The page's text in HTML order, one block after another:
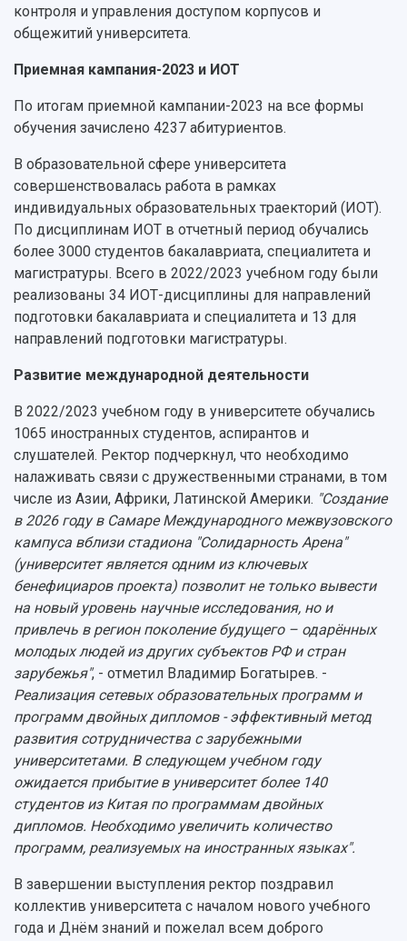
контроля и управления доступом корпусов и
общежитий университета.
Приемная кампания-2023 и ИОТ
По итогам приемной кампании-2023 на все формы
обучения зачислено 4237 абитуриентов.
В образовательной сфере университета
совершенствовалась работа в рамках
индивидуальных образовательных траекторий (ИОТ).
По дисциплинам ИОТ в отчетный период обучались
более 3000 студентов бакалавриата, специалитета и
магистратуры. Всего в 2022/2023 учебном году были
реализованы 34 ИОТ-дисциплины для направлений
подготовки бакалавриата и специалитета и 13 для
направлений подготовки магистратуры.
Развитие международной деятельности
В 2022/2023 учебном году в университете обучались
1065 иностранных студентов, аспирантов и
слушателей. Ректор подчеркнул, что необходимо
налаживать связи с дружественными странами, в том
числе из Азии, Африки, Латинской Америки. "Создание
в 2026 году в Самаре Международного межвузовского
кампуса вблизи стадиона "Солидарность Арена"
(университет является одним из ключевых
бенефициаров проекта) позволит не только вывести
на новый уровень научные исследования, но и
привлечь в регион поколение будущего – одарённых
молодых людей из других субъектов РФ и стран
зарубежья", - отметил Владимир Богатырев. -
Реализация сетевых образовательных программ и
программ двойных дипломов - эффективный метод
развития сотрудничества с зарубежными
университетами. В следующем учебном году
ожидается прибытие в университет более 140
студентов из Китая по программам двойных
дипломов. Необходимо увеличить количество
программ, реализуемых на иностранных языках".
В завершении выступления ректор поздравил
коллектив университета с началом нового учебного
года и Днём знаний и пожелал всем доброго